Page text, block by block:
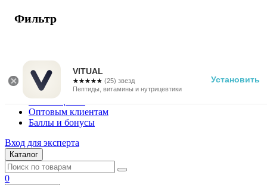
VITUAL
☆☆☆☆☆
★★★★★ (25) звезд
Пептиды, витамины и нутрицевтики
Установить
г. Москва
Vitual Peptide
+7 (800) 101-13-25
Специалистам
Поставщикам
Оптовым клиентам
Баллы и бонусы
Вход для эксперта
Каталог
0
Фильтр